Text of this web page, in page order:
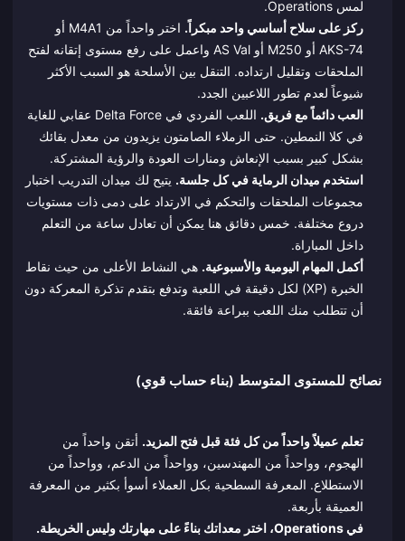
لمس Operations.
ركز على سلاح أساسي واحد مبكراً.
اختر واحداً من M4A1 أو
AKS-74 أو M250 أو AS Val واعمل على رفع مستوى إتقانه لفتح
الملحقات وتقليل ارتداده. التنقل بين الأسلحة هو السبب الأكثر
شيوعاً لعدم تطور اللاعبين الجدد.
العب دائماً مع فريق.
اللعب الفردي في Delta Force عقابي للغاية
في كلا النمطين. حتى الزملاء الصامتون يزيدون من معدل بقائك
بشكل كبير بسبب الإنعاش ومنارات العودة والرؤية المشتركة.
استخدم ميدان الرماية في كل جلسة. يتيح لك ميدان التدريب اختبار
مجموعات الملحقات والتحكم في الارتداد على دمى ذات مستويات
دروع مختلفة. خمس دقائق هنا يمكن أن تعادل ساعة من التعلم
داخل المباراة.
أكمل المهام اليومية والأسبوعية. هي النشاط الأعلى من حيث نقاط
الخبرة (XP) لكل دقيقة في اللعبة وتدفع بتقدم تذكرة المعركة دون
أن تتطلب منك اللعب ببراعة فائقة.
نصائح للمستوى المتوسط (بناء حساب قوي)
تعلم عميلاً واحداً من كل فئة قبل فتح المزيد. أتقن واحداً من
الهجوم، وواحداً من المهندسين، وواحداً من الدعم، وواحداً من
الاستطلاع. المعرفة السطحية بكل العملاء أسوأ بكثير من المعرفة
العميقة بأربعة.
في Operations، اختر معداتك بناءً على مهارتك وليس الخريطة.